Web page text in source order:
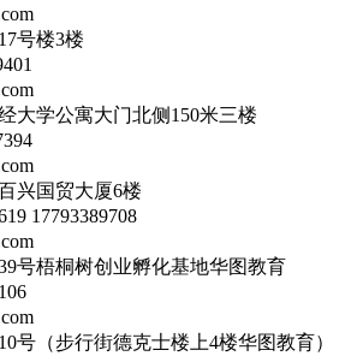
号楼3楼
大学公寓大门北侧150米三楼
兴国贸大厦6楼
17793389708
号梧桐树创业孵化基地华图教育
号（步行街德克士楼上4楼华图教育）